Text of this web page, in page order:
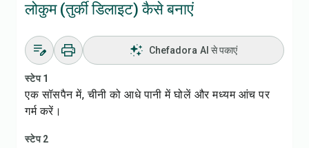
लोकुम (तुर्की डिलाइट) कैसे बनाएं
Chefadora AI से पकाएं
स्टेप 1
एक सॉसपैन में, चीनी को आधे पानी में घोलें और मध्यम आंच पर
गर्म करें।
स्टेप 2